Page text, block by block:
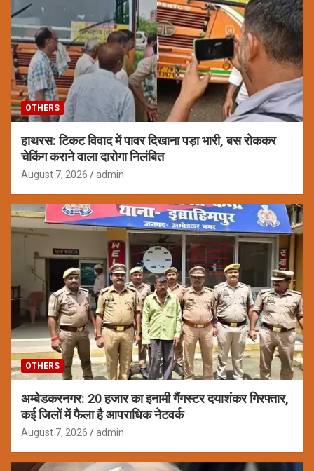
OTHERS
हाथरस: टिकट विवाद में पावर दिखाना पड़ा भारी, बस रोककर
चेकिंग कराने वाला दारोगा निलंबित
August 7, 2026 admin
OTHERS
अम्बेडकरनगर: 20 हजार का इनामी गैंगस्टर दयाशंकर गिरफ्तार,
कई जिलों में फैला है आपराधिक नेटवर्क
August 7, 2026 admin